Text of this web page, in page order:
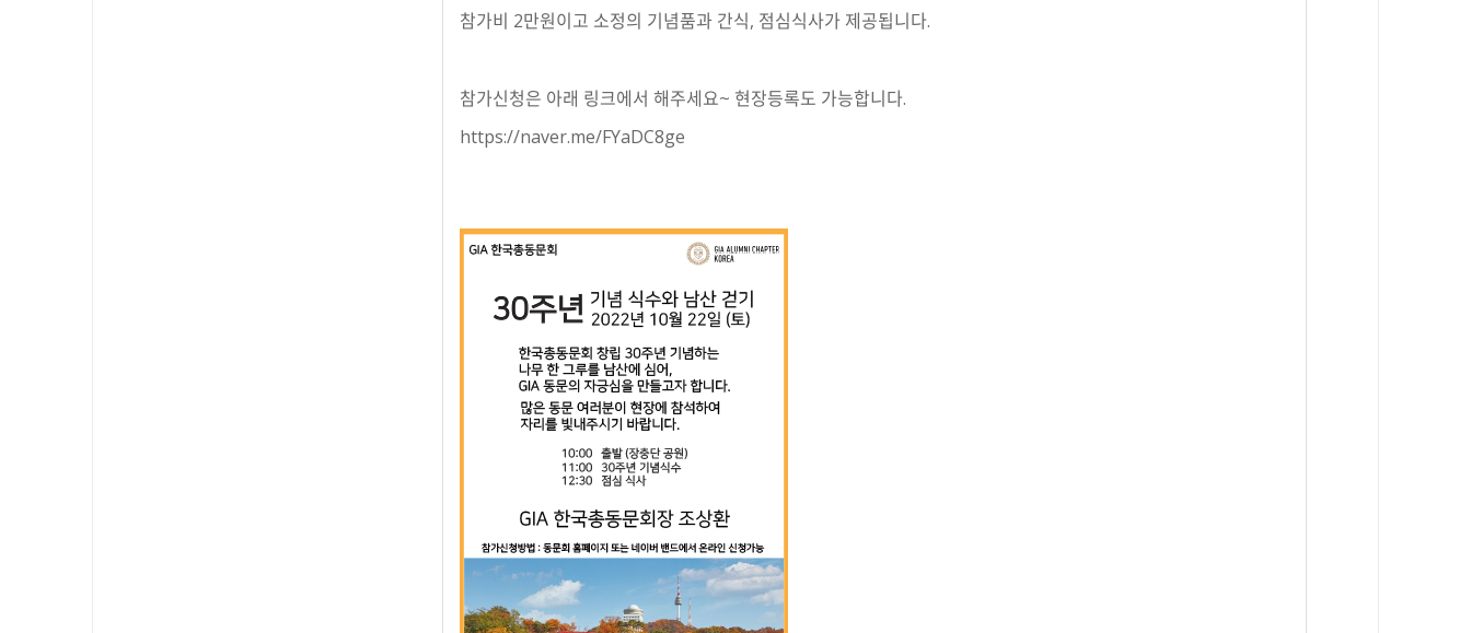
참가비 2만원이고 소정의 기념품과 간식, 점심식사가 제공됩니다.
참가신청은 아래 링크에서 해주세요~ 현장등록도 가능합니다.
https://naver.me/FYaDC8ge